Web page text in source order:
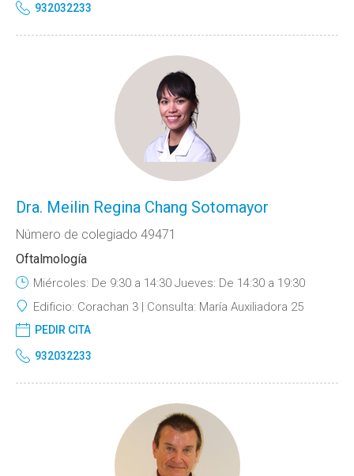
932032233
Dra. Meilin Regina Chang Sotomayor
Número de colegiado 49471
Oftalmología
Miércoles: De 9:30 a 14:30 Jueves: De 14:30 a 19:30
Edificio: Corachan 3 Consulta: María Auxiliadora 25
PEDIR CITA
932032233